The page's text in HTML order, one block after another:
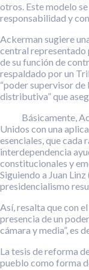
otros. Este modelo
responsabilidad y
Ackerman sugiere
central representado
de su función de
respaldado por un
“poder supervisor
distributiva” que
Básicamente,
Unidos con una
esenciales, que cada
interdependencia
constitucionales y
Siguiendo a Juan Linz
presidencialismo
Así, resalta que con
presencia de un
cámara y media”, es
La tesis de reforma
pueblo como forma